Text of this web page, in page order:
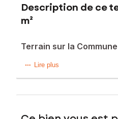
Description de ce
m²
Terrain sur la
À VENDRE – Terrain de 874
idéalement situé sur la
construction?!
Lire plus